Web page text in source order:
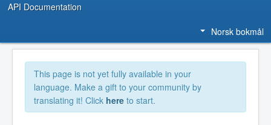
API Documentation
Norsk bokmål
This page is not yet fully available in your
language. Make a gift to your community by
translating it! Click here to start.